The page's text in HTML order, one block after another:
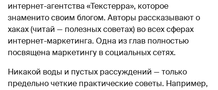
интернет-агентства «Текстерра», которое
знаменито своим блогом. Авторы рассказывают о
хаках (читай — полезных советах) во всех сферах
интернет-маркетинга. Одна из глав полностью
посвящена маркетингу в социальных сетях.
Никакой воды и пустых рассуждений — только
предельно четкие практические советы. Например,